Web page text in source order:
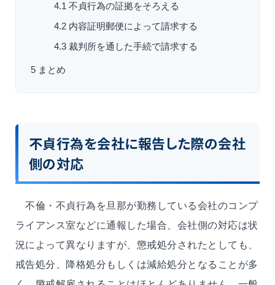
4.1 不貞行為の証拠をそろえる
4.2 内容証明郵便によって請求する
4.3 裁判所を通した手続で請求する
5 まとめ
不貞行為を会社に報告した際の会社
側の対応
不倫・不貞行為を旦那が勤務している会社のコンプ
ライアンス室などに通報した場合、会社側の対応は状
況によって異なりますが、懲戒処分されたとしても、
戒告処分、降格処分もしくは減給処分となることが多